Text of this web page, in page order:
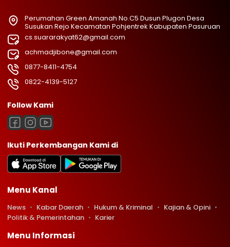
Perumahan Green Amanah No.C5 Dusun Plugon Desa
Susukan Rejo Kecamatan Pohjentrek Kabupaten Pasuruan
cs.suararakyat62@gmail.com
achmadjibone@gmail.com
0877-8411-4754
0822-4139-5127
Follow Kami
Ikuti Perkembangan Kami di
Menu Kanal
News Kabar Daerah Hukum & Kriminal
Kajian & Opini
Politik & Pemerintahan
Karier
Menu Informasi